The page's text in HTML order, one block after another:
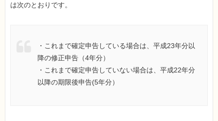
は次のとおりです。
・これまで確定申告している場合は、平成23年分以
降の修正申告（4年分）
・これまで確定申告していない場合は、平成22年分
以降の期限後申告(5年分）